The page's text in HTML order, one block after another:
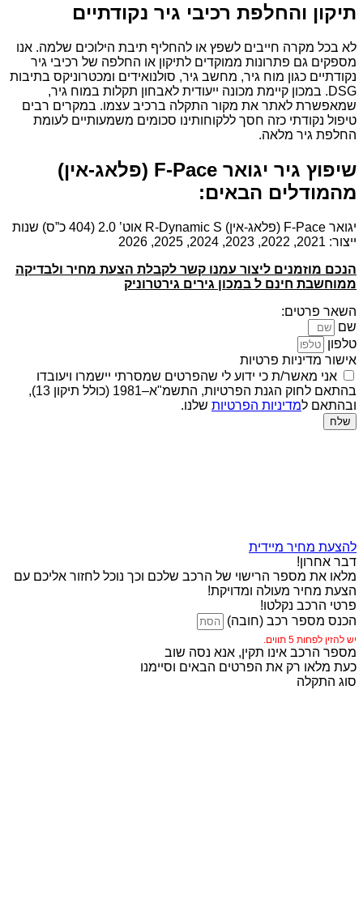
תיקון והחלפת רכיבי גיר נקודתיים
לא בכל מקרה חייבים לשפץ או להחליף תיבת הילוכים שלמה. אנו
מספקים גם פתרונות ממוקדים לתיקון או החלפה של רכיבי גיר
נקודתיים כגון מוח גיר, מחשב גיר, סולנואידים ומכטרוניקס בתיבות
DSG. במכון קיימת מכונה ייעודית לאבחון תקלות במוח גיר,
שמאפשרת לאתר את מקור התקלה ברכיב עצמו. במקרים רבים
טיפול נקודתי כזה חסך ללקוחותינו סכומים משמעותיים לעומת
החלפת גיר מלאה.
שיפוץ גיר יגואר F-Pace (פלאג-אין)
מהמודלים הבאים:
יגואר F-Pace (פלאג-אין) R-Dynamic S אוט’ 2.0 (404 כ”ס) שנות
ייצור: 2021, 2022, 2023, 2024, 2025, 2026
הנכם מוזמנים ליצור עמנו קשר לקבלת הצעת מחיר ולבדיקה
ממוחשבת חינם ל במכון גירים גירטרוניק
השאר פרטים:
שם
טלפון
אישור מדיניות פרטיות
אני מאשר/ת כי ידוע לי שהפרטים שמסרתי יישמרו ויעובדו
בהתאם לחוק הגנת הפרטיות, התשמ"א–1981 (כולל תיקון 13),
ובהתאם למדיניות הפרטיות שלנו.
שלח
להצעת מחיר מיידית
דבר אחרון!
מלאו את מספר הרישוי של הרכב שלכם וכך נוכל לחזור אליכם עם
הצעת מחיר מעולה ומדויקת!
פרטי הרכב נקלטו!
הכנס מספר רכב (חובה)
יש להזין לפחות 5 תווים.
מספר הרכב אינו תקין, אנא נסה שוב
כעת מלאו רק את הפרטים הבאים וסיימנו
סוג התקלה